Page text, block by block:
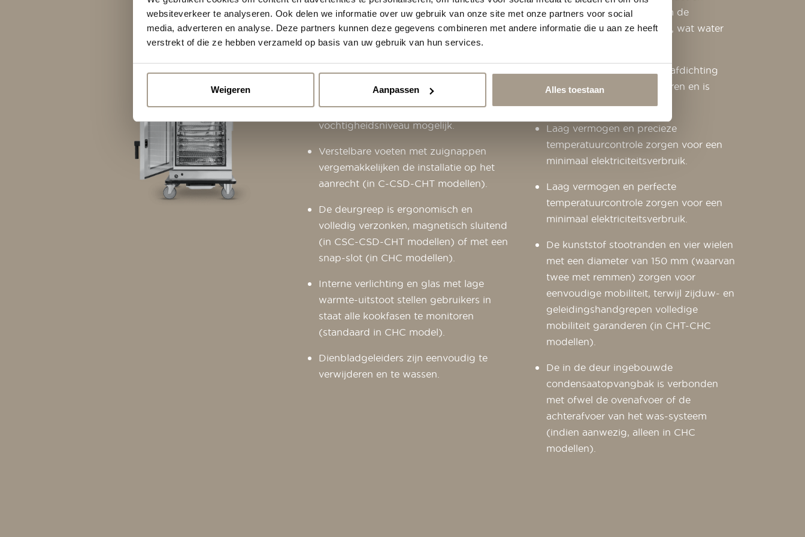
websiteverkeer te analyseren. Ook delen we informatie over uw gebruik van onze site met onze partners voor social
media, adverteren en analyse. Deze partners kunnen deze gegevens combineren met andere informatie die u aan ze heeft
verstrekt of die ze hebben verzameld op basis van uw gebruik van hun services.
Weigeren Aanpassen Alles toestaan
Over ons
Support
minder ervaren personeel. (De 8-knops
bediening en/of kleurentouchscreen is
afhankelijk van het model).
De handmatige voorste ventilatie (in
CSC-CSD-CHT modellen) maakt
perfecte regulering van het
vochtigheidsniveau mogelijk.
Verstelbare voeten met zuignappen
vergemakkelijken de installatie op het
aanrecht (in C-CSD-CHT modellen).
De deurgreep is ergonomisch en
volledig verzonken, magnetisch sluitend
(in CSC-CSD-CHT modellen) of met een
snap-slot (in CHC modellen).
Interne verlichting en glas met lage
warmte-uitstoot stellen gebruikers in
staat alle kookfasen te monitoren
(standaard in CHC model).
Dienbladgeleiders zijn eenvoudig te
verwijderen en te wassen.
elimineert de noodzaak om de
kookkamer te bevochtigen, wat water
De gegoten siliconen deurafdichting
weerstaat hoge temperaturen en is
Laag vermogen en precieze
temperatuurcontrole zorgen voor een
minimaal elektriciteitsverbruik.
Laag vermogen en perfecte
temperatuurcontrole zorgen voor een
minimaal elektriciteitsverbruik.
De kunststof stootranden en vier wielen
met een diameter van 150 mm (waarvan
twee met remmen) zorgen voor
eenvoudige mobiliteit, terwijl zijduw- en
geleidingshandgrepen volledige
mobiliteit garanderen (in CHT-CHC
modellen).
De in de deur ingebouwde
condensaatopvangbak is verbonden
met ofwel de ovenafvoer of de
achterafvoer van het was-systeem
(indien aanwezig, alleen in CHC
modellen).